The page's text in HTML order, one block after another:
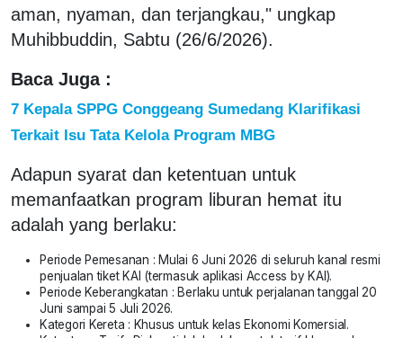
aman, nyaman, dan terjangkau," ungkap
Muhibbuddin, Sabtu (26/6/2026).
Baca Juga :
7 Kepala SPPG Conggeang Sumedang Klarifikasi
Terkait Isu Tata Kelola Program MBG
Adapun syarat dan ketentuan untuk
memanfaatkan program liburan hemat itu
adalah yang berlaku:
Periode Pemesanan : Mulai 6 Juni 2026 di seluruh kanal resmi
penjualan tiket KAI (termasuk aplikasi Access by KAI).
Periode Keberangkatan : Berlaku untuk perjalanan tanggal 20
Juni sampai 5 Juli 2026.
Kategori Kereta : Khusus untuk kelas Ekonomi Komersial.